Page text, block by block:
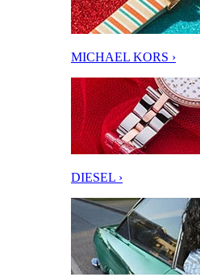
MICHAEL KORS ›
DIESEL ›